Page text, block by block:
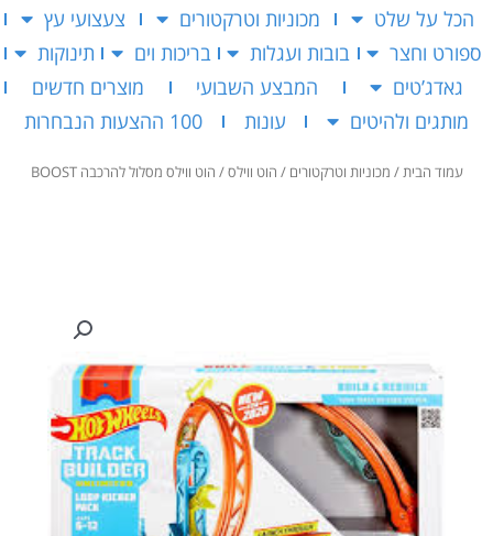
הכל על שלט
מכוניות וטרקטורים
צעצועי עץ
ספורט וחצר
בובות ועגלות בריכות וים
תינוקות
גאדג’טים
המבצע השבועי
מוצרים חדשים
מותגים ולהיטים
עונות 100 ההצעות הנבחרות
עמוד הבית/ מכוניות וטרקטורים / הוט ווילס/ הוט ווילס מסלול להרכבה BOOST